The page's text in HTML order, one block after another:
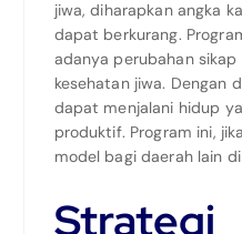
jiwa, diharapkan angka
dapat berkurang.
adanya perubahan
kesehatan jiwa. Dengan
dapat menjalani hidup
produktif. Program ini,
model bagi daerah lain
Strategi